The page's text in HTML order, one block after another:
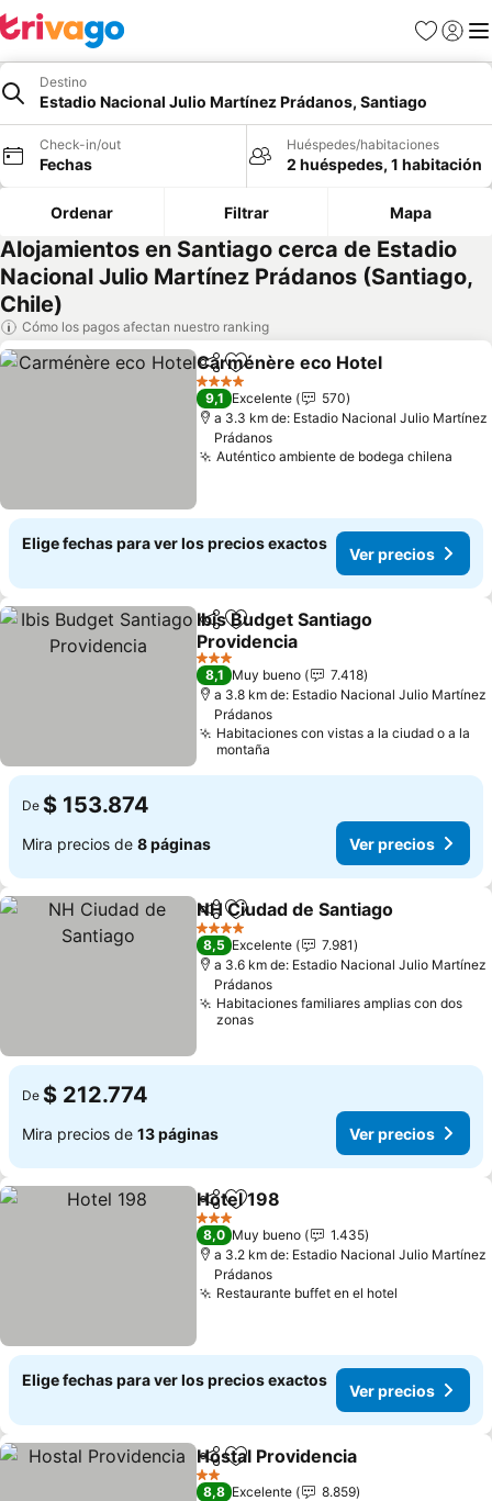
Favoritos
Iniciar
Destino
Estadio Nacional Julio Martínez Prádanos, Santiago
Check-in/out
Fechas
Huéspedes/habitaciones
2 huéspedes, 1 habitación
Ordenar Filtrar Mapa
Alojamientos en Santiago cerca de Estadio
Nacional Julio Martínez Prádanos (Santiago,
Chile)
Cómo los pagos afectan nuestro ranking
CompartirAgregar a favoritos
Carménère eco Hotel
4 Estrellas
9,1 Excelente
570
a 3.3 km de: Estadio Nacional Julio Martínez
Prádanos
Auténtico ambiente de bodega chilena
Elige fechas para ver los precios exactos
Ver precios
CompartirAgregar a favoritos
Ibis Budget Santiago
Providencia
Ver precios
3 Estrellas
8,1 Muy bueno
7.418
a 3.8 km de: Estadio Nacional Julio Martínez
Prádanos
Habitaciones con vistas a la ciudad o a la
montaña
De $ 153.874
Mira precios de 8 páginas Ver precios
CompartirAgregar a favoritos
NH Ciudad de Santiago
4 Estrellas
8,5 Excelente
7.981
a 3.6 km de: Estadio Nacional Julio Martínez
Prádanos
Habitaciones familiares amplias con dos
zonas
De $ 212.774
Mira precios de 13 páginas Ver precios
CompartirAgregar a favoritos
Hotel 198
3 Estrellas
8,0 Muy bueno
1.435
a 3.2 km de: Estadio Nacional Julio Martínez
Prádanos
Restaurante buffet en el hotel
Elige fechas para ver los precios exactos
Ver precios
CompartirAgregar a favoritos
Hostal Providencia
2 Estrellas
8,8 Excelente
8.859